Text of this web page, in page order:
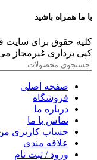
با ما همراه باشید
کلیه حقوق برای سایت
کپی برداری غیرمجاز
صفحه اصلی
فروشگاه
درباره ما
تماس با ما
حساب کاربری
علاقه مندی
ورود / ثبت نام